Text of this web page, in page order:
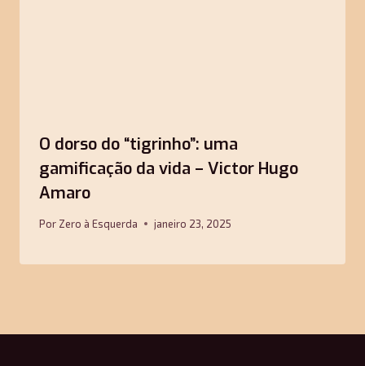
O dorso do “tigrinho”: uma
gamificação da vida – Victor Hugo
Amaro
Por Zero à Esquerda janeiro 23, 2025